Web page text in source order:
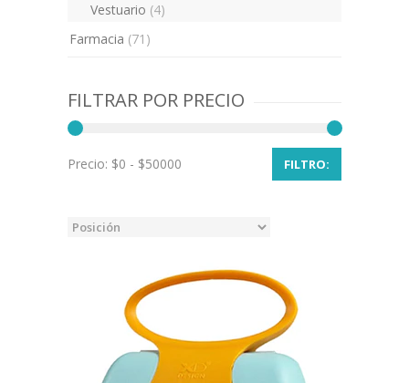
Vestuario (4)
Farmacia (71)
FILTRAR POR PRECIO
Precio: FILTRO: